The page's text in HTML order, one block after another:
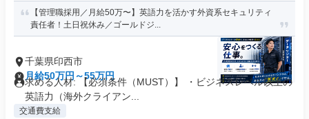
【管理職採用／月給50万〜】英語力を活かす外資系セキュリティ
責任者！土日祝休み／ゴールドジ...
千葉県印西市
月給50万円～55万円
求める人材: 【必須条件（MUST）】 ・ビジネスレベル以上の
英語力（海外クライアン...
交通費支給